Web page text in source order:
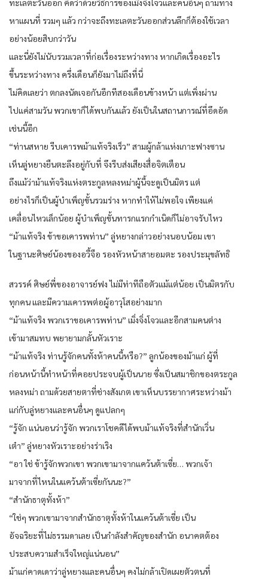
ทะเลตะวันออก คิดว่าด้วยวิธีการของเมิ่งจิ่งโจวและคนอื่นๆ ถามทาง
หาแผนที่ รวมๆ แล้ว กว่าจะถึงทะเลตะวันออกส่วนลึกก็ต้องใช้เวลา
อย่างน้อยสิบกว่าวัน
และนี่ยังไม่นับรวมเวลาที่ก่อเรื่องระหว่างทาง หากเกิดเรื่องอะไร
ขึ้นระหว่างทาง ครึ่งเดือนก็ยังมาไม่ถึงที่นี่
ไม่คิดเลยว่า ตกลงนัดเจอกันอีกทีสองเดือนข้างหน้า แต่เพิ่งผ่าน
ไปแค่สามวัน พวกเขาก็ได้พบกันแล้ว ยังเป็นในสถานการณ์ที่อึดอัด
เช่นนี้อีก
“ท่านสหาย รีบเคารพม้าแท้จริงเร็ว” สามผู้กล้าแห่งเกาะฟางซาน
เห็นลู่หยางยืนตะลึงอยู่กับที่ จึงรีบส่งเสียงสื่อจิตเตือน
ถึงแม้ว่าม้าแท้จริงแห่งตระกูลหลงหม่าผู้นี้จะดูเป็นมิตร แต่
อย่างไรก็เป็นผู้บำเพ็ญขั้นรวมร่าง หากทำให้ไม่พอใจ เพียงแค่
เคลื่อนไหวเล็กน้อย ผู้บำเพ็ญขั้นทารกแรกกำเนิดก็ไม่อาจรับไหว
“ม้าแท้จริง ข้าขอเคารพท่าน” ลู่หยางกล่าวอย่างนอบน้อม เขา
ในฐานะศิษย์น้องของอวี้จือ รองหัวหน้าสายอมตะ รองประมุขลัทธิ
สวรรค์ ศิษย์พี่ของอาจารย์ฟง ไม่มีท่าทีถือตัวแม้แต่น้อย เป็นมิตรกับ
ทุกคน และมีความเคารพต่อผู้อาวุโสอย่างมาก
“ม้าแท้จริง พวกเราขอเคารพท่าน” เมิ่งจิ่งโจวและอีกสามคนต่าง
เข้ามาสมทบ พยายามกลั้นหัวเราะ
“ม้าแท้จริง ท่านรู้จักคนทั้งห้าคนนี้หรือ?” ลูกน้องของม้าแก่ ผู้ที่
ก่อนหน้านี้ทำหน้าที่คอยประจบผู้เป็นนาย ซึ่งเป็นสมาชิกของตระกูล
หลงหม่า ถามด้วยสายตาที่ช่างสังเกต เขาเห็นบรรยากาศระหว่างม้า
แก่กับลู่หยางและคนอื่นๆ ดูแปลกๆ
“รู้จัก แน่นอนว่ารู้จัก พวกเราโชคดีได้พบม้าแท้จริงที่สำนักเวิ่น
เต๋า” ลู่หยางหัวเราะอย่างร่าเริง
“อา ใช่ ข้ารู้จักพวกเขา พวกเขามาจากแคว้นต้าเซี่ย… พวกเจ้า
มาจากที่ไหนในแคว้นต้าเซี่ยกันนะ?”
“สำนักธาตุทั้งห้า”
“ใช่ๆ พวกเขามาจากสำนักธาตุทั้งห้าในแคว้นต้าเซี่ย เป็น
อัจฉริยะที่ไม่ธรรมดาเลย เป็นกำลังสำคัญของสำนัก อนาคตต้อง
ประสบความสำเร็จใหญ่แน่นอน”
ม้าแก่คาดเดาว่าลู่หยางและคนอื่นๆ คงไม่กล้าเปิดเผยตัวตนที่